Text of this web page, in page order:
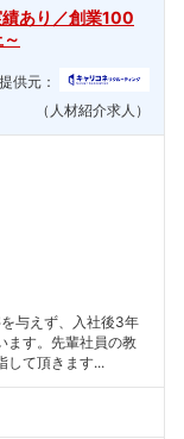
あり／創業100
提供元：
（人材紹介求人）
与えず、入社後3年
ます。先輩社員の教
して頂きます...